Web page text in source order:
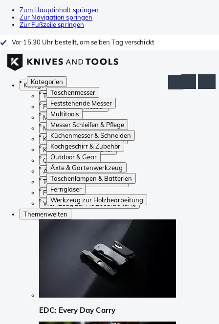
Zum Hauptinhalt springen
Zur Navigation springen
Zur Fußzeile springen
Vor 15.30 Uhr bestellt, am selben Tag verschickt
Kategorien
Taschenmesser
Feststehende Messer
Multitools
Messer Schleifen & Pflege
Küchenmesser & Schneiden
Kochgeschirr & Zubehör
Outdoor & Gear
Äxte & Gartenwerkzeug
Taschenlampen & Batterien
Ferngläser
Werkzeug zur Holzbearbeitung
Kategorien
Taschenmesser
Feststehende Messer
Multitools
Messer Schleifen & Pflege
Küchenmesser & Schneiden
Kochgeschirr & Zubehör
Outdoor & Gear
Äxte & Gartenwerkzeug
Taschenlampen & Batterien
Ferngläser
Werkzeug zur Holzbearbeitung
Themenwelten
EDC: Every Day Carry